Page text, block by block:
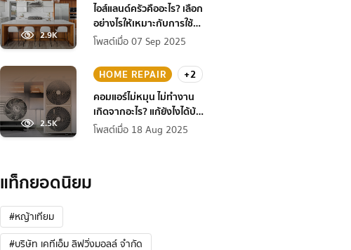
2.9K
ไอส์แลนด์ครัวคืออะไร? เลือก
อย่างไรให้เหมาะกับการใช้
งานที่บ้าน
โพสต์เมื่อ 07 Sep 2025
2.5K
HOME REPAIR
+2
คอมแอร์ไม่หมุน ไม่ทํางาน
เกิดจากอะไร? แก้ยังไงได้บ้าง
ก่อนแอร์พัง!
โพสต์เมื่อ 18 Aug 2025
แท็กยอดนิยม
#หญ้าเทียม
#บริษัท เคทีเอ็ม ลิฟวิ่งมอลล์ จำกัด